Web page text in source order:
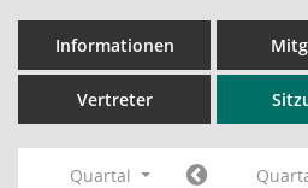
Informationen
Vertreter
Quartal